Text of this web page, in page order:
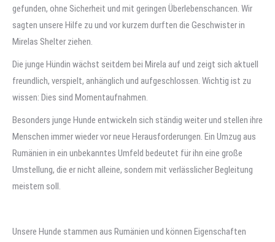
gefunden, ohne Sicherheit und mit geringen Überlebenschancen. Wir
sagten unsere Hilfe zu und vor kurzem durften die Geschwister in
Mirelas Shelter ziehen.
Die junge Hündin wächst seitdem bei Mirela auf und zeigt sich aktuell
freundlich, verspielt, anhänglich und aufgeschlossen. Wichtig ist zu
wissen: Dies sind Momentaufnahmen.
Besonders junge Hunde entwickeln sich ständig weiter und stellen ihre
Menschen immer wieder vor neue Herausforderungen. Ein Umzug aus
Rumänien in ein unbekanntes Umfeld bedeutet für ihn eine große
Umstellung, die er nicht alleine, sondern mit verlässlicher Begleitung
meistern soll.
Unsere Hunde stammen aus Rumänien und können Eigenschaften